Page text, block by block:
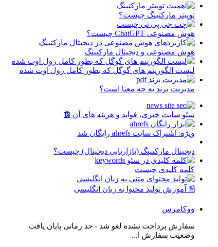
توییتر مارکتینگ چیست؟
هوش مصنوعی ChatGPT چیست؟
هوش مصنوعی و دیجیتال مارکتینگ
لیست الگوریتم های گوگل که بطور کامل رول اوت شده
مدیریت برند به چه معنا است؟
سئو سایت خبری، فواید و هزینه های آن 📰
ویژه: اشتراک سایت ahrefs رایگان شد
دیجیتال مارکتینگ (بازاریابی دیجیتال) چیست؟
کلمه کلیدی چیست
🖺 آموزش تولید محتوا به زبان انگلیسی
ووکامرس
سفارش پرداخت نشده لغو شد - حد زمانی پایان یافت
وضعیت سفارش ا...